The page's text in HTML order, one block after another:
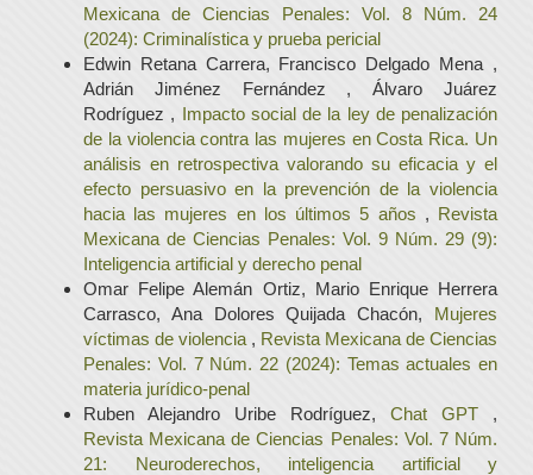
Mexicana de Ciencias Penales: Vol. 8 Núm. 24
(2024): Criminalística y prueba pericial
Edwin Retana Carrera, Francisco Delgado Mena ,
Adrián Jiménez Fernández , Álvaro Juárez
Rodríguez , Impacto social de la ley de penalización
de la violencia contra las mujeres en Costa Rica. Un
análisis en retrospectiva valorando su eficacia y el
efecto persuasivo en la prevención de la violencia
hacia las mujeres en los últimos 5 años , Revista
Mexicana de Ciencias Penales: Vol. 9 Núm. 29 (9):
Inteligencia artificial y derecho penal
Omar Felipe Alemán Ortiz, Mario Enrique Herrera
Carrasco, Ana Dolores Quijada Chacón, Mujeres
víctimas de violencia , Revista Mexicana de Ciencias
Penales: Vol. 7 Núm. 22 (2024): Temas actuales en
materia jurídico-penal
Ruben Alejandro Uribe Rodríguez, Chat GPT ,
Revista Mexicana de Ciencias Penales: Vol. 7 Núm.
21: Neuroderechos, inteligencia artificial y